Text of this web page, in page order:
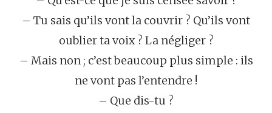
– Tu sais qu’ils vont la couvrir ? Qu’ils vont
oublier ta voix ? La négliger ?
– Mais non ; c’est beaucoup plus simple : ils
ne vont pas l’entendre !
– Que dis-tu ?